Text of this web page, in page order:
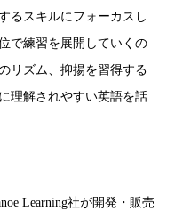
るスキルにフォーカスし
で練習を展開していくの
リズム、抑揚を習得する
理解されやすい英語を話
Learning社が開発・販売